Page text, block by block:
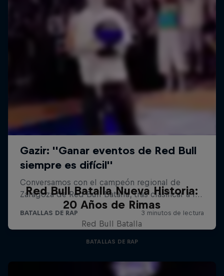
Red Bull Batalla Nueva Historia:
20 Años de Rimas
Red Bull Batalla
BATALLAS DE RAP